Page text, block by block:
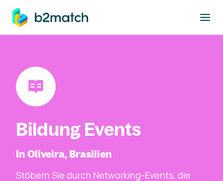
springen
Bildung Events
In Oliveira, Brasilien
Stöbern Sie durch Networking-Events, die